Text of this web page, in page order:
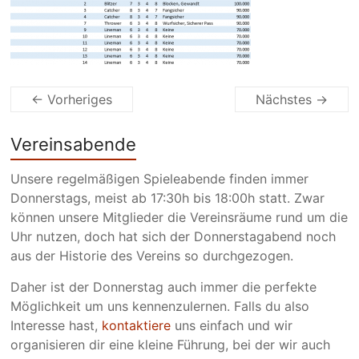
← Vorheriges Nächstes →
Vereinsabende
Unsere regelmäßigen Spieleabende finden immer
Donnerstags, meist ab 17:30h bis 18:00h statt. Zwar
können unsere Mitglieder die Vereinsräume rund um die
Uhr nutzen, doch hat sich der Donnerstagabend noch
aus der Historie des Vereins so durchgezogen.
Daher ist der Donnerstag auch immer die perfekte
Möglichkeit um uns kennenzulernen. Falls du also
Interesse hast, kontaktiere uns einfach und wir
organisieren dir eine kleine Führung, bei der wir auch